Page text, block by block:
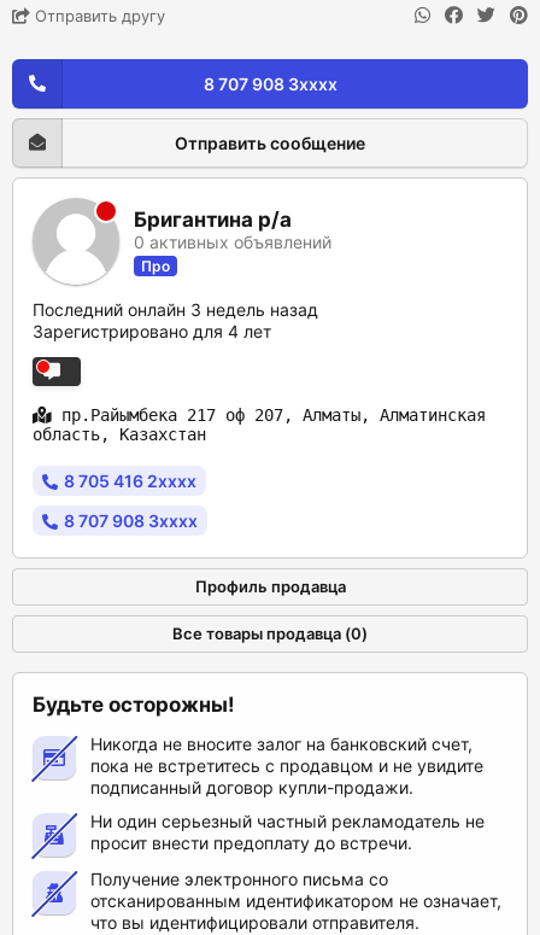
Отправить другу
8 707 908 3xxxx
Отправить сообщение
Бригантина р/а
0 активных объявлений
Про
Последний онлайн 3 недель назад
Зарегистрировано для 4 лет
пр.Райымбека 217 оф 207, Алматы, Алматинская
область, Казахстан
8 705 416 2xxxx
8 707 908 3xxxx
Профиль продавца
Все товары продавца (0)
Будьте осторожны!
Никогда не вносите залог на банковский счет,
пока не встретитесь с продавцом и не увидите
подписанный договор купли-продажи.
Ни один серьезный частный рекламодатель не
просит внести предоплату до встречи.
Получение электронного письма со
отсканированным идентификатором не означает,
что вы идентифицировали отправителя.